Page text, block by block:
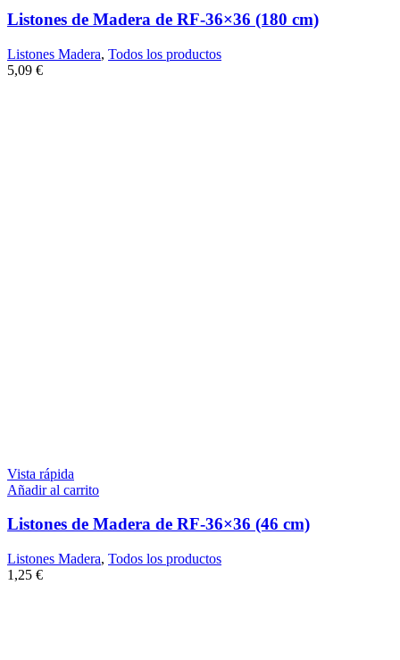
Listones de Madera de RF-36×36 (180 cm)
Listones Madera, Todos los productos
5,09 €
Vista rápida
Añadir al carrito
Listones de Madera de RF-36×36 (46 cm)
Listones Madera, Todos los productos
1,25 €